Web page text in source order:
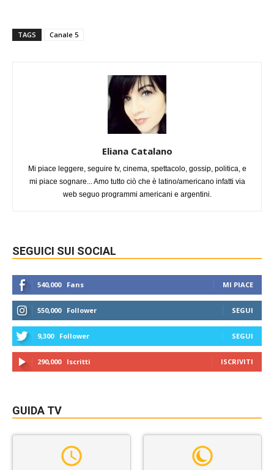
TAGS Canale 5
Eliana Catalano
Mi piace leggere, seguire tv, cinema, spettacolo, gossip, politica, e
mi piace sognare... Amo tutto ciò che è latino/americano infatti via
web seguo programmi americani e argentini.
SEGUICI SUI SOCIAL
540,000 Fans MI PIACE
550,000 Follower SEGUI
9,300 Follower SEGUI
290,000 Iscritti ISCRIVITI
GUIDA TV